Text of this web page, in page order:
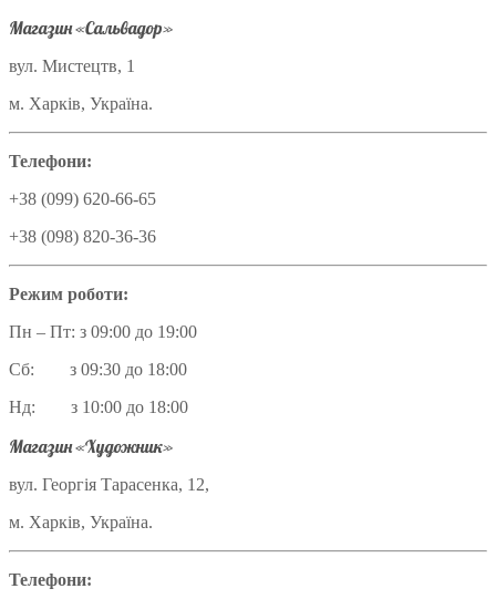
Магазин «Сальвадор»
вул. Мистецтв, 1
м. Харків, Україна.
Телефони:
+38 (099) 620-66-65
+38 (098) 820-36-36
Режим роботи:
Пн – Пт: з 09:00 до 19:00
Сб: з 09:30 до 18:00
Нд: з 10:00 до 18:00
Магазин «Художник»
вул. Георгія Тарасенка, 12,
м. Харків, Україна.
Телефони: